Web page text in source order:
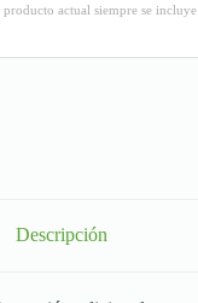
producto actual siempre se incluye
Descripción